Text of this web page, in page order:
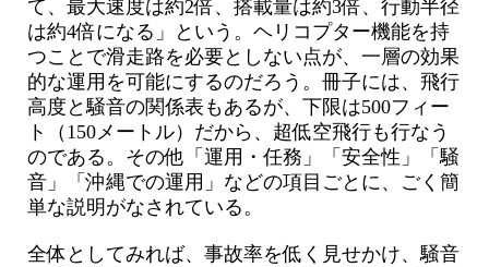
て、最大速度は約2倍、搭載量は約3倍、行動半径
は約4倍になる」という。ヘリコプター機能を持
つことで滑走路を必要としない点が、一層の効果
的な運用を可能にするのだろう。冊子には、飛行
高度と騒音の関係表もあるが、下限は500フィー
ト（150メートル）だから、超低空飛行も行なう
のである。その他「運用・任務」「安全性」「騒
音」「沖縄での運用」などの項目ごとに、ごく簡
単な説明がなされている。
全体としてみれば、事故率を低く見せかけ、騒音